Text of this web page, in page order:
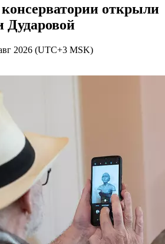
открыли
Дударовой
2026 (UTC+3 MSK)